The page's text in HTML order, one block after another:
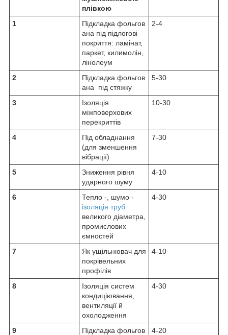
плівкою
1
Підкладка фольгов
ана під підлогові
покриття: ламінат,
паркет, килимолін,
лінолеум
2-4
2
Підкладка фольгов
ана під стяжку
5-30
3
Ізоляція
міжповерхових
перекриттів
10-30
4
Під обладнання
(для зменшення
вібрації)
7-30
5
Зниження рівня
ударного шуму
4-10
6
Тепло -, шумо -
ізоляція труб
великого діаметра,
промислових
ємностей
4-30
7
Як ущільнювач для
покрівельних
профілів
4-10
8
Ізоляція систем
кондиціювання,
вентиляції й
охолодження
4-30
9
Підкладка фольгов
4-20